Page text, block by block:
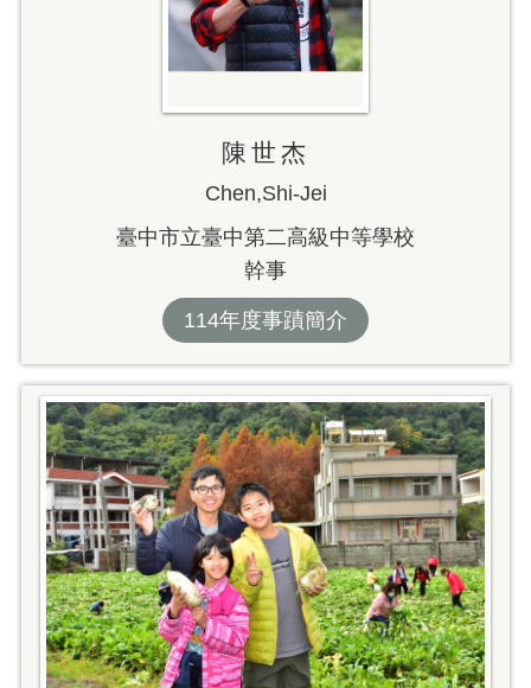
陳世杰
Chen,Shi-Jei
臺中市立臺中第二高級中等學校
幹事
114年度事蹟簡介